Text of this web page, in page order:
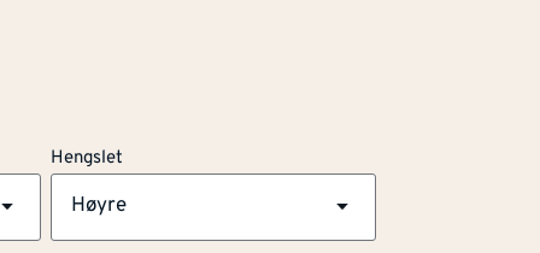
Hengslet
Høyre